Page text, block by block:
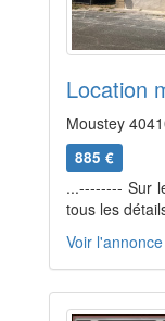
Location
Moustey
885 €
...-------- Sur
tous les
Voir l'annonce